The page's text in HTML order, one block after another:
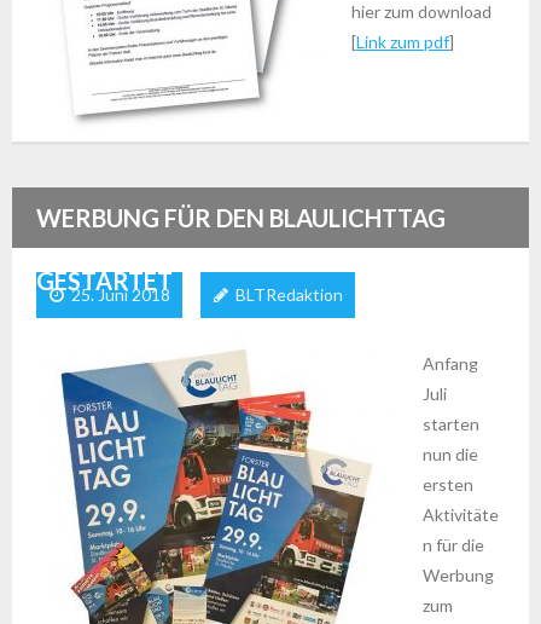
hier zum download
[Link zum pdf]
WERBUNG FÜR DEN BLAULICHTTAG
GESTARTET
25. Juni 2018 BLTRedaktion
Anfang
Juli
starten
nun die
ersten
Aktivitäte
n für die
Werbung
zum